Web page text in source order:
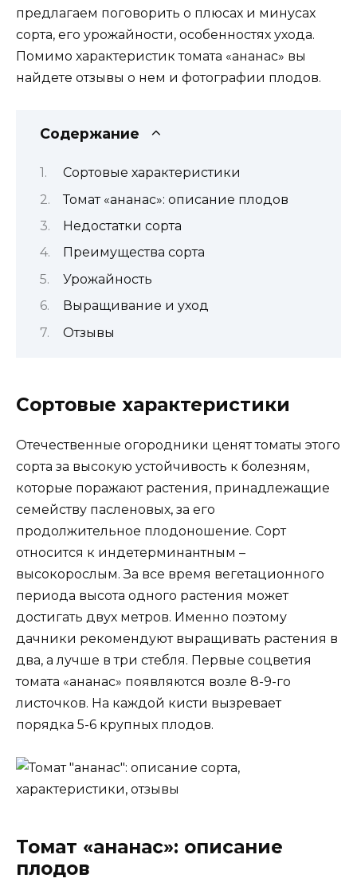
предлагаем поговорить о плюсах и минусах
сорта, его урожайности, особенностях ухода.
Помимо характеристик томата «ананас» вы
найдете отзывы о нем и фотографии плодов.
Содержание
Сортовые характеристики
Томат «ананас»: описание плодов
Недостатки сорта
Преимущества сорта
Урожайность
Выращивание и уход
Отзывы
Сортовые характеристики
Отечественные огородники ценят томаты этого
сорта за высокую устойчивость к болезням,
которые поражают растения, принадлежащие
семейству пасленовых, за его
продолжительное плодоношение. Сорт
относится к индетерминантным –
высокорослым. За все время вегетационного
периода высота одного растения может
достигать двух метров. Именно поэтому
дачники рекомендуют выращивать растения в
два, а лучше в три стебля. Первые соцветия
томата «ананас» появляются возле 8-9-го
листочков. На каждой кисти вызревает
порядка 5-6 крупных плодов.
Томат «ананас»: описание
плодов